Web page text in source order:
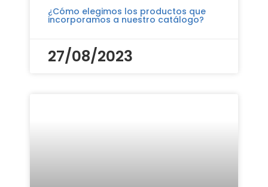
¿Cómo elegimos los productos que
incorporamos a nuestro catálogo?
27/08/2023